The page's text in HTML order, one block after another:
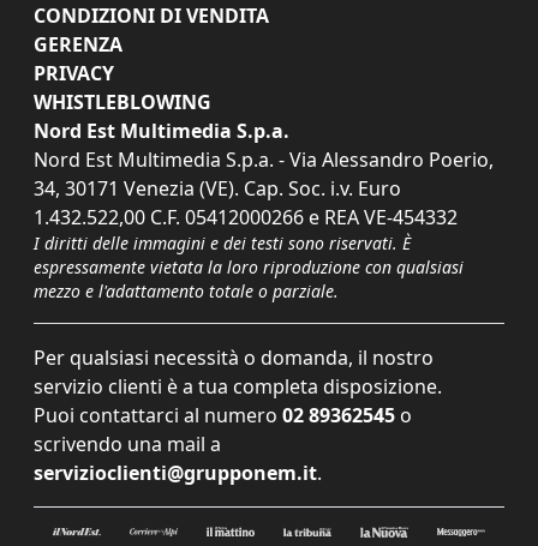
CONDIZIONI DI VENDITA
GERENZA
PRIVACY
WHISTLEBLOWING
Nord Est Multimedia S.p.a.
Nord Est Multimedia S.p.a. - Via Alessandro Poerio,
34, 30171 Venezia (VE). Cap. Soc. i.v. Euro
1.432.522,00 C.F. 05412000266 e REA VE-454332
I diritti delle immagini e dei testi sono riservati. È
espressamente vietata la loro riproduzione con qualsiasi
mezzo e l'adattamento totale o parziale.
Per qualsiasi necessità o domanda, il nostro
servizio clienti è a tua completa disposizione.
Puoi contattarci al numero 02 89362545 o
scrivendo una mail a
servizioclienti@grupponem.it.